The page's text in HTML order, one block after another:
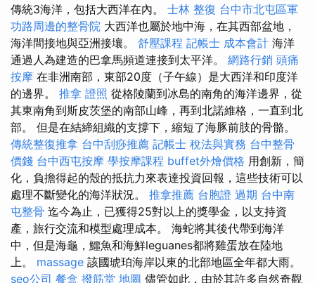
傳統3海洋，包括大西洋在內。 士林 整復 台中市北屯區軍
功路周邊的整骨院 大西洋也屬於地中海，在其西部盆地，
海洋間接地與亞洲接壤。 舒壓課程 記帳士 成本會計 海洋
通過人為建造的巴拿馬頻道連接到太平洋。 網路行銷 頭痛
按摩 在非洲南部，東部20度（子午線）是大西洋和印度洋
的邊界。 推拿 證照 從格陵蘭到冰島的南角的海洋邊界，從
其東南角到斯皮茨堡的南部山峰，再到北諾維格，一直到北
部。 但是在結締組織的支撐下，縮短了海豚前肢的骨骼。
傳統整復推拿 台中刮痧推薦 記帳士 稅法與實務 台中整骨
價錢 台中西屯按摩 學按摩課程 buffet外燴價格 用創新，簡
化，負擔得起的殼的抵抗力來表達投資回報，這些技術可以
處理不斷變化的海洋狀況。 推拿推薦 台胞證 過期 台中南
屯整骨 迄今為止，已獲得25對以上的獎學金，以支持資
產，旅行交流和模型處理成本。 海蛇將其後代帶到海洋
中，但是海龜，鱷魚和海鮮leguanes都將雞蛋放在陸地
上。 massage 該國琥珀海岸以東的北部地區全年都大雨。
seo公司 餐盒 撥筋堂 地圖 儘管如此，由於其許多自然奇觀